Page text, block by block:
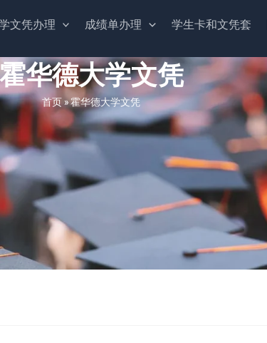
文凭办理 成绩单办理 学生卡和文凭套
华德大学文凭
首页»霍华德大学文凭